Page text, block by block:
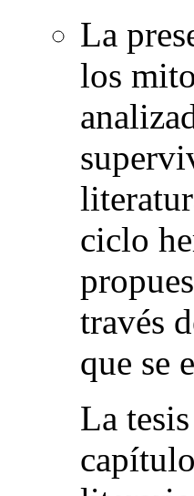
La
los
ciclo
través
que se
La